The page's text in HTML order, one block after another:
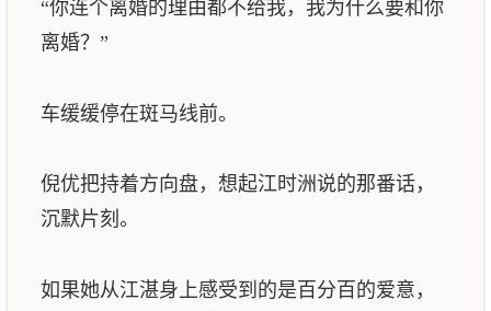
“你连个离婚的理由都不给我，我为什么要和你
离婚？”
车缓缓停在斑马线前。
倪优把持着方向盘，想起江时洲说的那番话，
沉默片刻。
如果她从江湛身上感受到的是百分百的爱意，